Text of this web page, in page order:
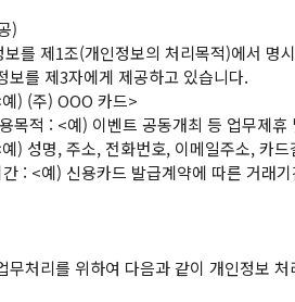
보를 제3자에게 제공하고 있습니다.
) (주) OOO 카드>
목적 : <예) 이벤트 공동개최 등 업무제
) 성명, 주소, 전화번호, 이메일주소, 카
: <예) 신용카드 발급계약에 따른 거래
무처리를 위하여 다음과 같이 개인정보